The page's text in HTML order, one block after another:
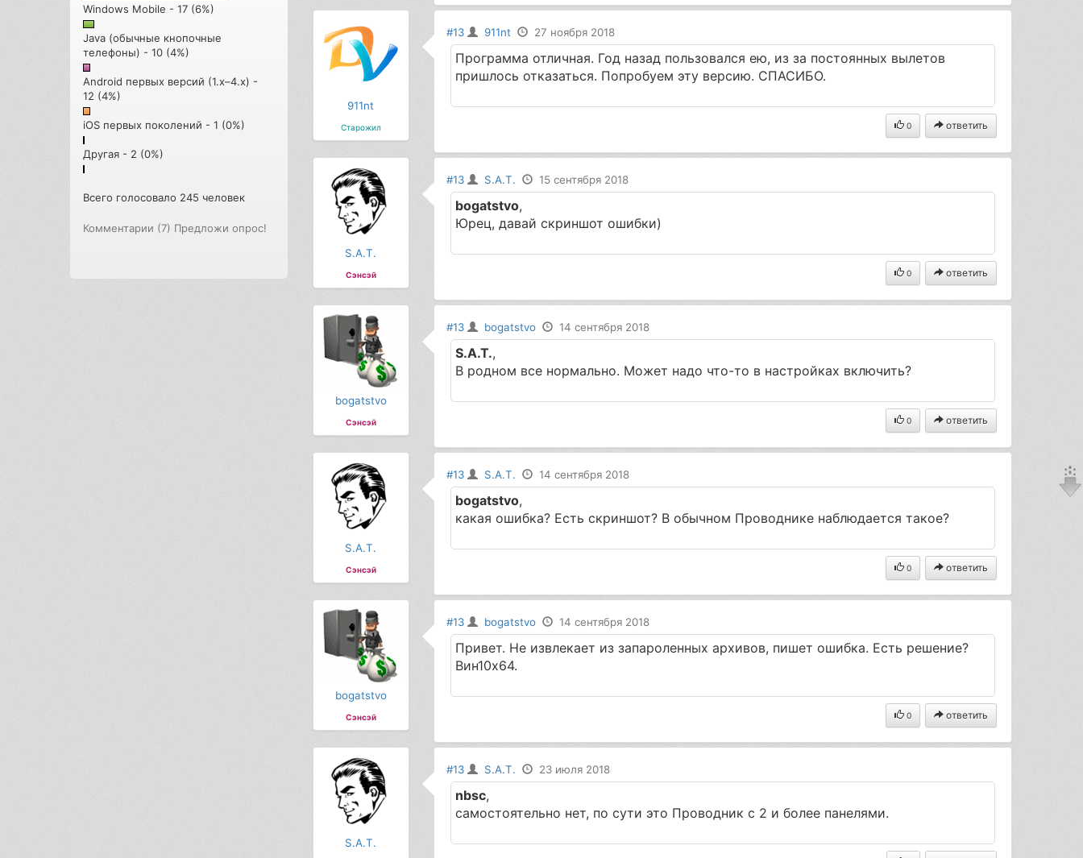
Windows Mobile - 17 (6%)
Java (обычные кнопочные
телефоны) - 10 (4%)
Android первых версий (1.x–4.x) -
12 (4%)
iOS первых поколений - 1 (0%)
Другая - 2 (0%)
Всего голосовало 245 человек
Комментарии (7) Предложи опрос!
911nt
Старожил
#13 911nt 27 ноября 2018
Программа отличная. Год назад пользовался ею, из за постоянных вылетов
пришлось отказаться. Попробуем эту версию. СПАСИБО.
0 ответить
S.A.T.
Сэнсэй
#13 S.A.T. 15 сентября 2018
bogatstvo,
Юрец, давай скриншот ошибки)
0 ответить
bogatstvo
Сэнсэй
#13 bogatstvo 14 сентября 2018
S.A.T.,
В родном все нормально. Может надо что-то в настройках включить?
0 ответить
S.A.T.
Сэнсэй
#13 S.A.T. 14 сентября 2018
bogatstvo,
какая ошибка? Есть скриншот? В обычном Проводнике наблюдается такое?
0 ответить
bogatstvo
Сэнсэй
#13 bogatstvo 14 сентября 2018
Привет. Не извлекает из запароленных архивов, пишет ошибка. Есть решение?
Вин10х64.
0 ответить
S.A.T.
#13 S.A.T. 23 июля 2018
nbsc,
самостоятельно нет, по сути это Проводник с 2 и более панелями.